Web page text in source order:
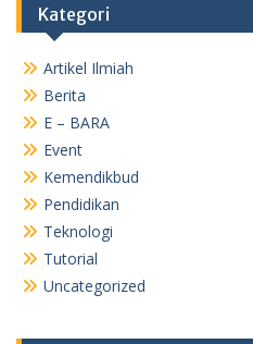
Kategori
Artikel Ilmiah
Berita
E – BARA
Event
Kemendikbud
Pendidikan
Teknologi
Tutorial
Uncategorized